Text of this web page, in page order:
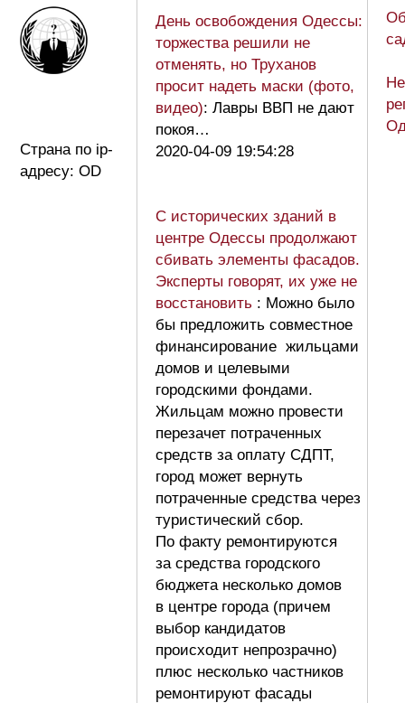
Страна по ip-
адресу: OD
День освобождения Одессы:
торжества решили не
отменять, но Труханов
просит надеть маски (фото,
видео): Лавры ВВП не дают
покоя…
2020-04-09 19:54:28
С исторических зданий в
центре Одессы продолжают
сбивать элементы фасадов.
Эксперты говорят, их уже не
восстановить : Можно было
бы предложить совместное
финансирование жильцами
домов и целевыми
городскими фондами.
Жильцам можно провести
перезачет потраченных
средств за оплату СДПТ,
город может вернуть
потраченные средства через
туристический сбор.
По факту ремонтируются
за средства городского
бюджета несколько домов
в центре города (причем
выбор кандидатов
происходит непрозрачно)
плюс несколько частников
ремонтируют фасады